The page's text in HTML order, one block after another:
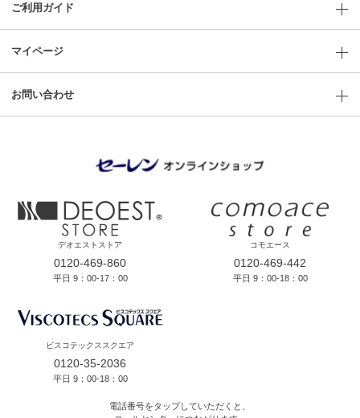
ご利用ガイド
マイページ
お問い合わせ
デオエストストア
0120-469-860
平日 9：00-17：00
コモエース
0120-469-442
平日 9：00-18：00
ビスコテックススクエア
0120-35-2036
平日 9：00-18：00
電話番号をタップしていただくと、